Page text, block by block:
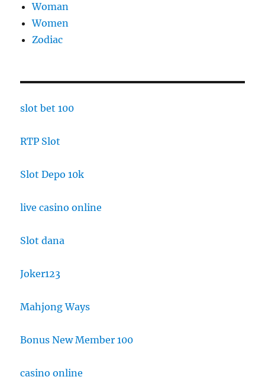
Woman
Women
Zodiac
slot bet 100
RTP Slot
Slot Depo 10k
live casino online
Slot dana
Joker123
Mahjong Ways
Bonus New Member 100
casino online